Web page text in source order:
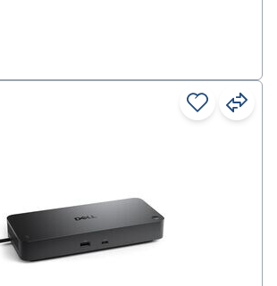
de 96 W pour les systèmes non
LED / Wake-On-LAN / transmission
/ emplacement pour verrou de sécurité
avec le bouton d’alimentation Dell /
à distance sans PC /